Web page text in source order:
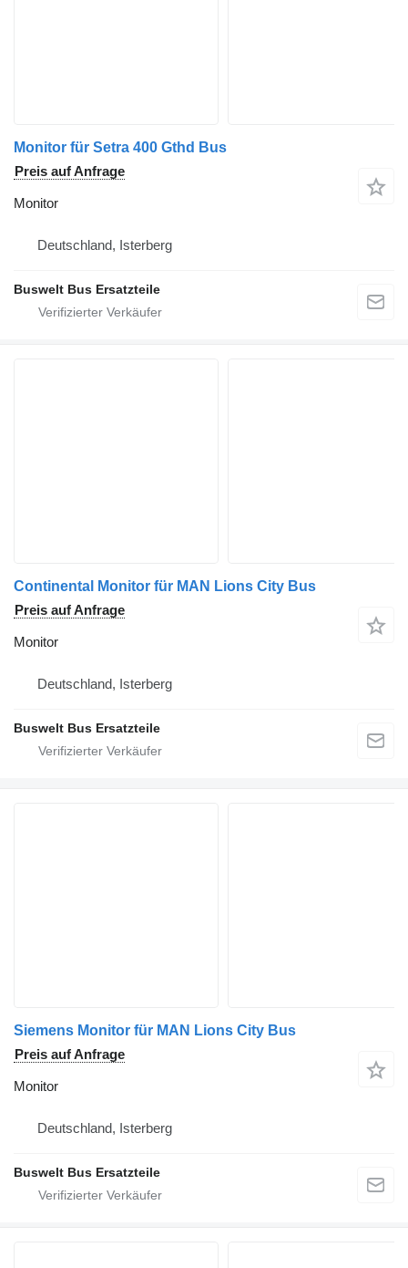
Monitor für Setra 400 Gthd Bus
Preis auf Anfrage
Monitor
Deutschland, Isterberg
Buswelt Bus Ersatzteile
Continental Monitor für MAN Lions City Bus
Preis auf Anfrage
Monitor
Deutschland, Isterberg
Buswelt Bus Ersatzteile
Siemens Monitor für MAN Lions City Bus
Preis auf Anfrage
Monitor
Deutschland, Isterberg
Buswelt Bus Ersatzteile